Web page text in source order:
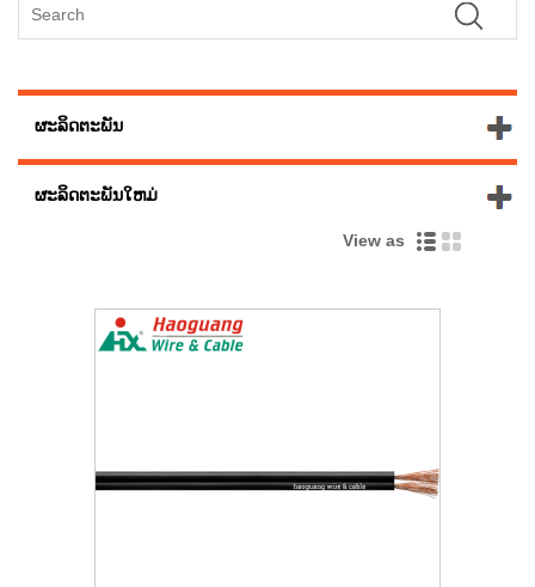
ຜະລິດຕະພັນ
ຜະລິດຕະພັນໃຫມ່
View as